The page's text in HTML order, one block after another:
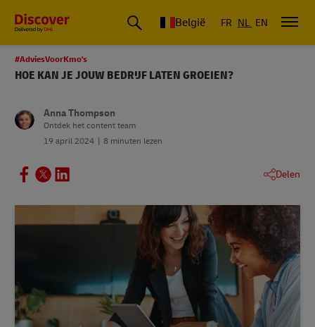
België FR NL EN
#AdviesVoorKmo's
HOE KAN JE JOUW BEDRIJF LATEN GROEIEN?
Anna Thompson
Ontdek het content team
19 april 2024
8 minuten lezen
Delen